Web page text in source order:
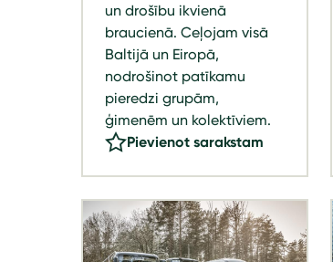
un drošību ikvienā
braucienā. Ceļojam visā
Baltijā un Eiropā,
nodrošinot patīkamu
pieredzi grupām,
ģimenēm un kolektīviem.
Pievienot sarakstam